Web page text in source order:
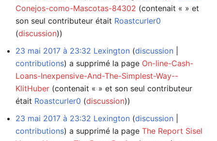
Conejos-como-Mascotas-84302 (contenait « » et
son seul contributeur était Roastcurler0
(discussion))
23 mai 2017 à 23:32 Lexington discussion
contributions a supprimé la page On-line-Cash-
Loans-Inexpensive-And-The-Simplest-Way--
KlitHuber (contenait « » et son seul contributeur
était Roastcurler0 (discussion))
23 mai 2017 à 23:32 Lexington discussion
contributions a supprimé la page The Report Sisel